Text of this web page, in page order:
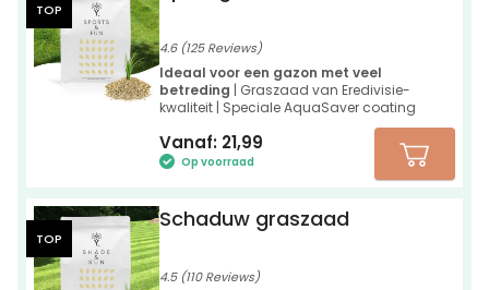
TOP
4.6 (125 Reviews)
Ideaal voor een gazon met veel
betreding | Graszaad van Eredivisie-
kwaliteit | Speciale AquaSaver coating
Vanaf: 21,99
Op voorraad
TOP
4.5 (110 Reviews)
Schaduw graszaad